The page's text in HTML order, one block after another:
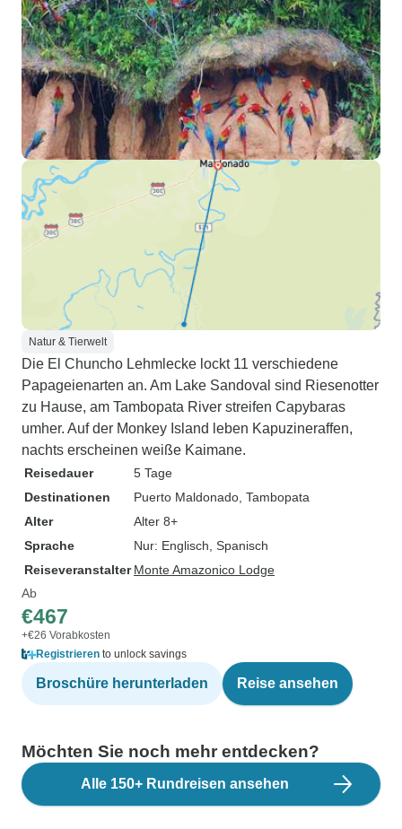
Natur & Tierwelt
Die El Chuncho Lehmlecke lockt 11 verschiedene
Papageienarten an. Am Lake Sandoval sind Riesenotter
zu Hause, am Tambopata River streifen Capybaras
umher. Auf der Monkey Island leben Kapuzineraffen,
nachts erscheinen weiße Kaimane.
Reisedauer
5 Tage
Destinationen
Puerto Maldonado , Tambopata
Alter
Alter 8+
Sprache
Nur: Englisch, Spanisch
Reiseveranstalter Monte Amazonico Lodge
Ab
€467
+€26 Vorabkosten
Registrieren to unlock savings
Broschüre herunterladen Reise ansehen
Möchten Sie noch mehr entdecken?
Alle 150+ Rundreisen ansehen